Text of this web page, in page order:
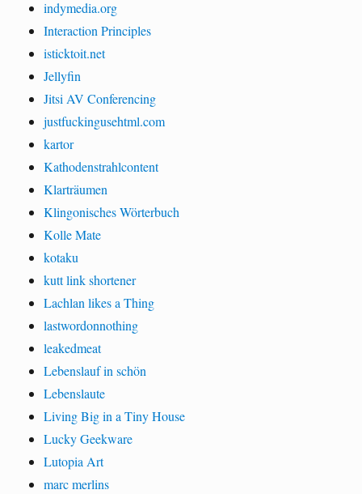
indymedia.org
Interaction Principles
isticktoit.net
Jellyfin
Jitsi AV Conferencing
justfuckingusehtml.com
kartor
Kathodenstrahlcontent
Klarträumen
Klingonisches Wörterbuch
Kolle Mate
kotaku
kutt link shortener
Lachlan likes a Thing
lastwordonnothing
leakedmeat
Lebenslauf in schön
Lebenslaute
Living Big in a Tiny House
Lucky Geekware
Lutopia Art
marc merlins